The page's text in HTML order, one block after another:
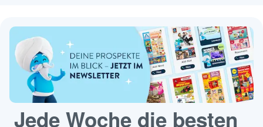
Jede Woche die besten